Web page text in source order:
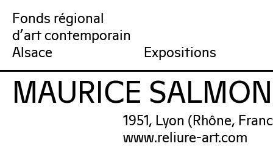
Fonds régional
d'art contemporain
Alsace
FRAC Alsace
Expositions
Collection Collection en ligne Artistes Dernières
Venir au FRAC Prochains rendez-vous Jardin du FRAC
Qu’est-ce qu’un FRAC ? Équipe du FRAC Réseau et
MAURICE SALMON
1951, Lyon (Rhône,
www.reliure-art.com